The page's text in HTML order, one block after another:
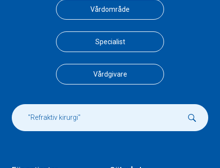
Vårdområde
Specialist
Vårdgivare